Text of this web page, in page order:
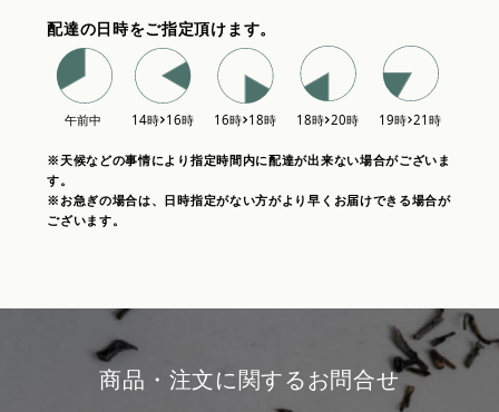
配達の日時をご指定頂けます。
※天候などの事情により指定時間内に配達が出来ない場合がございま
す。
※お急ぎの場合は、日時指定がない方がより早くお届けできる場合が
ございます。
商品・注文に関するお問合せ